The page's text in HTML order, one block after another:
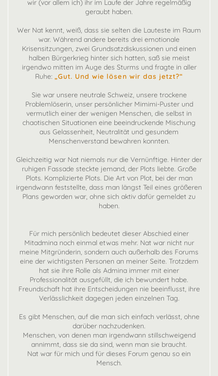
wir (vor allem ich) ihr im Laufe der Jahre regelmäßig
geraubt haben.
Wer Nat kennt, weiß, dass sie selten die Lauteste im Raum
war. Während andere bereits drei emotionale
Krisensitzungen, zwei Grundsatzdiskussionen und einen
halben Bürgerkrieg hinter sich hatten, saß sie meist
irgendwo mitten im Auge des Sturms und fragte in aller
Ruhe: „Gut. Und wie lösen wir das jetzt?“
Sie war unsere neutrale Schweiz, unsere trockene
Problemlöserin, unser persönlicher Mimimi-Puster und
vermutlich einer der wenigen Menschen, die selbst in
chaotischen Situationen eine beeindruckende Mischung
aus Gelassenheit, Neutralität und gesundem
Menschenverstand bewahren konnten.
Gleichzeitig war Nat niemals nur die Vernünftige. Hinter der
ruhigen Fassade steckte jemand, der Plots liebte. Große
Plots. Komplizierte Plots. Die Art von Plot, bei der man
irgendwann feststellte, dass man längst Teil eines größeren
Plans geworden war, ohne sich aktiv dafür gemeldet zu
haben.
Für mich persönlich bedeutet dieser Abschied einer
Mitadmina noch einmal etwas mehr. Nat war nicht nur
meine Mitgründerin, sondern auch außerhalb des Forums
eine der wichtigsten Personen an meiner Seite. Trotzdem
hat sie ihre Rolle als Admina immer mit einer
Professionalität ausgefüllt, die ich bewundert habe.
Freundschaft hat ihre Entscheidungen nie beeinflusst, ihre
Verlässlichkeit dagegen jeden einzelnen Tag.
Es gibt Menschen, auf die man sich einfach verlässt, ohne
darüber nachzudenken.
Menschen, von denen man irgendwann stillschweigend
annimmt, dass sie da sind, wenn man sie braucht.
Nat war für mich und für dieses Forum genau so ein
Mensch.